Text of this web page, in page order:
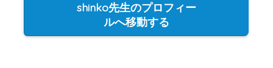
shinko先生のプロフィー
ルへ移動する